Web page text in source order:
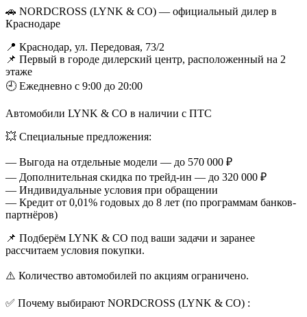
🚗 NORDCROSS (LYNK & CO) — официальный дилер в
Краснодаре
📍 Краснодар, ул. Передовая, 73/2
📌 Первый в городе дилерский центр, расположенный на 2
этаже
🕘 Ежедневно с 9:00 до 20:00
Автомобили LYNK & CO в наличии с ПТС
💥 Специальные предложения:
— Выгода на отдельные модели — до 570 000 ₽
— Дополнительная скидка по трейд-ин — до 320 000 ₽
— Индивидуальные условия при обращении
— Кредит от 0,01% годовых до 8 лет (по программам банков-
партнёров)
📌 Подберём LYNK & CO под ваши задачи и заранее
рассчитаем условия покупки.
⚠️ Количество автомобилей по акциям ограничено.
✅ Почему выбирают NORDCROSS (LYNK & CO) :